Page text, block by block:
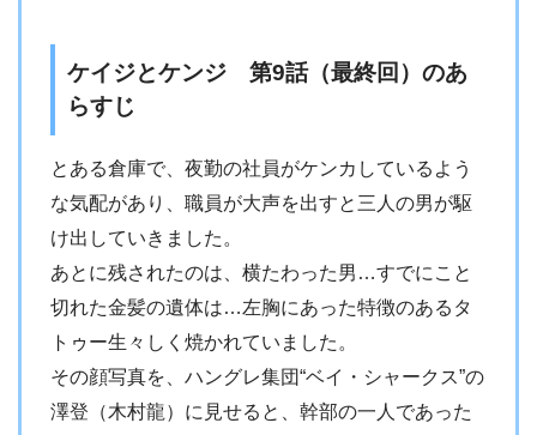
ケイジとケンジ 第9話（最終回）のあ
らすじ
とある倉庫で、夜勤の社員がケンカしているよう
な気配があり、職員が大声を出すと三人の男が駆
け出していきました。
あとに残されたのは、横たわった男…すでにこと
切れた金髪の遺体は…左胸にあった特徴のあるタ
トゥー生々しく焼かれていました。
その顔写真を、ハングレ集団“ベイ・シャークス”の
澤登（木村龍）に見せると、幹部の一人であった